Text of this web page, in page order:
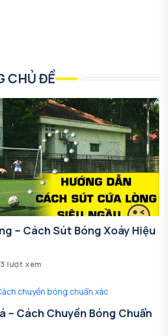
CHỦ ĐỀ
– Cách Sút Bóng Xoáy Hiệu
lượt xem
– Cách Chuyền Bóng Chuẩn